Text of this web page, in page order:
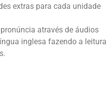
extras para cada unidade
através de áudios
inglesa fazendo a leitura